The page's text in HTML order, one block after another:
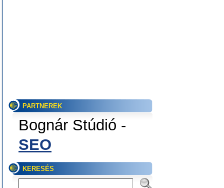
PARTNEREK
Bognár Stúdió -
SEO
KERESÉS